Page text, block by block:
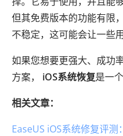
但其免费版本的功能有限
不稳定，这可能会让一些
如果您想要更强大、成功
方案， iOS系统恢复是一
相关文章：
EaseUS iOS系统修复评